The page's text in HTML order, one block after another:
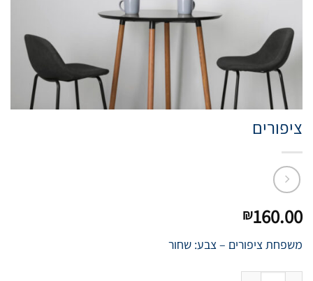
ציפורים
₪160.00
משפחת ציפורים – צבע: שחור